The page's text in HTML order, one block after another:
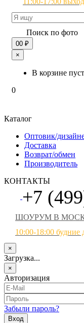
Поиск по фото
00 ₽
×
В корзине
0
Каталог
Оптовик/
Доставка
Возврат/обмен
Производитель
КОНТАКТЫ
+7
ШОУРУМ В
10:00-18:00 будние
×
Загрузка...
×
Авторизация
Забыли пароль?